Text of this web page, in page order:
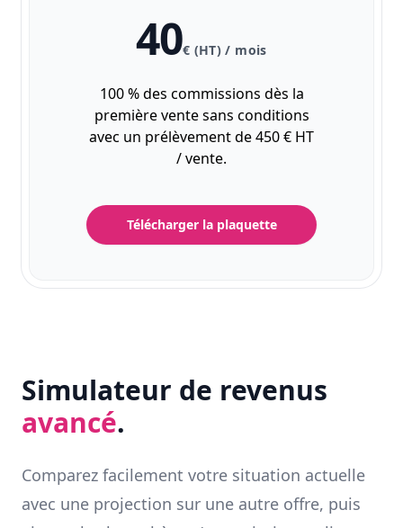
40€ (HT) / mois
100 % des commissions dès la
première vente sans conditions
avec un prélèvement de 450 € HT
/ vente.
Télécharger la plaquette
Simulateur de revenus
avancé.
Comparez facilement votre situation actuelle
avec une projection sur une autre offre, puis